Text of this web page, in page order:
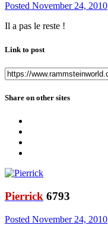
Posted November 24, 2010
Il a pas le reste !
Link to post
Share on other sites
Pierrick 6793
Posted November 24, 2010